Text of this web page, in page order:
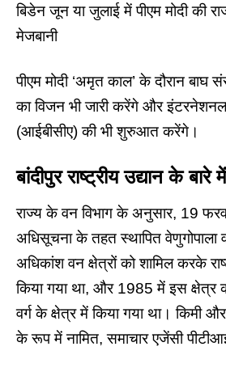
बिडेन जून या जुलाई में पीएम मोदी की
मेजबानी
पीएम मोदी ‘अमृत काल’ के दौरान बाघ
का विजन भी जारी करेंगे और
(आईबीसीए) की भी शुरुआत करेंगे।
बांदीपुर राष्ट्रीय उद्यान के बारे में
राज्य के वन विभाग के अनुसार, 19
अधिसूचना के तहत स्थापित वेणुगोपाला
अधिकांश वन क्षेत्रों को शामिल करके
किया गया था, और 1985 में इस क्षेत्र
वर्ग के क्षेत्र में किया गया था। किमी और
के रूप में नामित, समाचार एजेंसी